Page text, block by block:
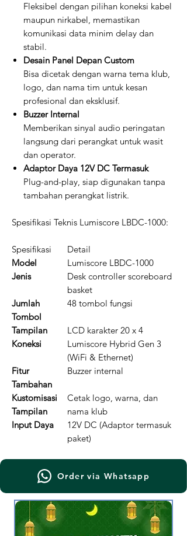
Fleksibel dengan pilihan koneksi kabel
maupun nirkabel, memastikan
komunikasi data minim delay dan
stabil.
Desain Panel Depan Custom
Bisa dicetak dengan warna tema klub,
logo, dan nama tim untuk kesan
profesional dan eksklusif.
Buzzer Internal
Memberikan sinyal audio peringatan
langsung dari perangkat untuk wasit
dan operator.
Adaptor Daya 12V DC Termasuk
Plug-and-play, siap digunakan tanpa
tambahan perangkat listrik.
Spesifikasi Teknis Lumiscore LBDC-1000:
Spesifikasi
Detail
Model
Lumiscore LBDC-1000
Jenis
Desk controller scoreboard
basket
Jumlah
Tombol
48 tombol fungsi
Tampilan
LCD karakter 20 x 4
Koneksi
Lumiscore Hybrid Gen 3
(WiFi & Ethernet)
Fitur
Tambahan
Buzzer internal
Kustomisasi
Tampilan
Cetak logo, warna, dan
nama klub
Input Daya
12V DC (Adaptor termasuk
paket)
Order via Whatsapp